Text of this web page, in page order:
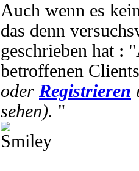
Auch wenn es
das denn
geschrieben hat :
betroffenen
oder Registrieren
sehen). "